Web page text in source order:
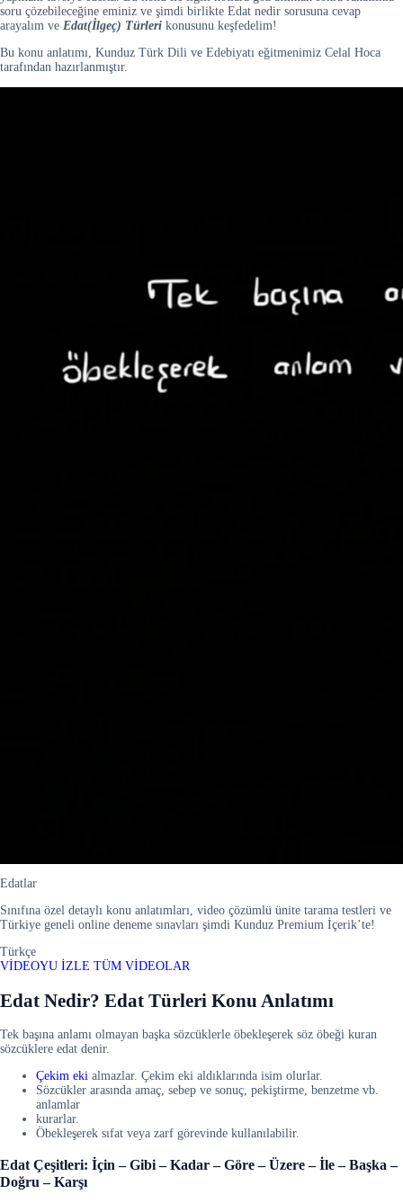
soru çözebileceğine eminiz ve şimdi birlikte Edat nedir sorusuna cevap
arayalım ve Edat(İlgeç) Türleri konusunu keşfedelim!
Bu konu anlatımı, Kunduz Türk Dili ve Edebiyatı eğitmenimiz Celal Hoca
tarafından hazırlanmıştır.
Edatlar
Sınıfına özel detaylı konu anlatımları, video çözümlü ünite tarama testleri ve
Türkiye geneli online deneme sınavları şimdi Kunduz Premium İçerik’te!
Türkçe
VİDEOYU İZLE TÜM VİDEOLAR
Edat Nedir? Edat Türleri Konu Anlatımı
Tek başına anlamı olmayan başka sözcüklerle öbekleşerek söz öbeği kuran
sözcüklere edat denir.
Çekim eki almazlar. Çekim eki aldıklarında isim olurlar.
Sözcükler arasında amaç, sebep ve sonuç, pekiştirme, benzetme vb.
anlamlar
kurarlar.
Öbekleşerek sıfat veya zarf görevinde kullanılabilir.
Edat Çeşitleri: İçin – Gibi – Kadar – Göre – Üzere – İle – Başka –
Doğru – Karşı